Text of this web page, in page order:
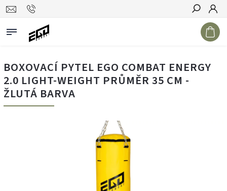
Hledat
BOXOVACÍ PYTEL EGO COMBAT ENERGY
2.0 LIGHT-WEIGHT PRŮMĚR 35 CM -
ŽLUTÁ BARVA